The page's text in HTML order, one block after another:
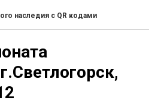
наследия с QR кодами